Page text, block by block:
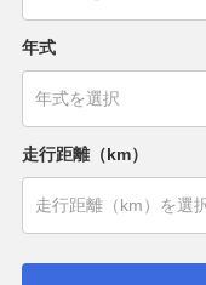
年式
走行距離（km）